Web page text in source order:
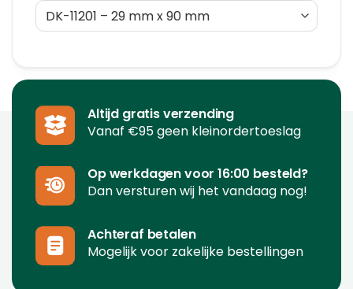
Altijd gratis verzending
Vanaf €95 geen kleinordertoeslag
Op werkdagen voor 16:00 besteld?
Dan versturen wij het vandaag nog!
Achteraf betalen
Mogelijk voor zakelijke bestellingen